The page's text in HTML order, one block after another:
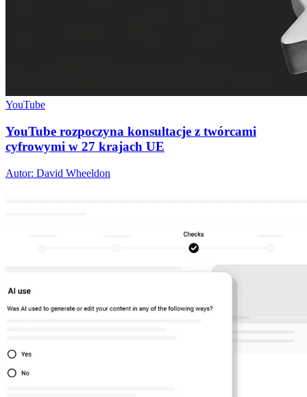
YouTube
YouTube rozpoczyna konsultacje z twórcami
cyfrowymi w 27 krajach UE
Autor: David Wheeldon